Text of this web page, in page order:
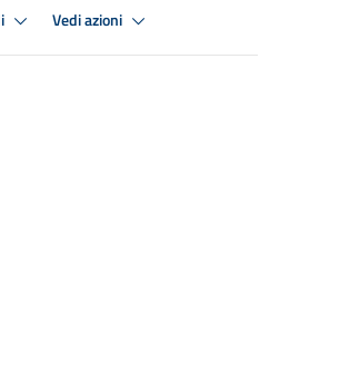
Vedi azioni